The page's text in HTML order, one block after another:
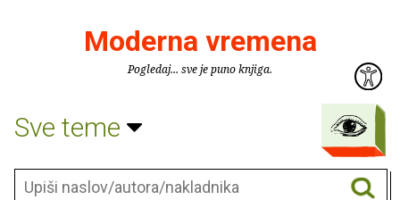
Moderna vremena
Pogledaj... sve je puno knjiga.
Sve teme